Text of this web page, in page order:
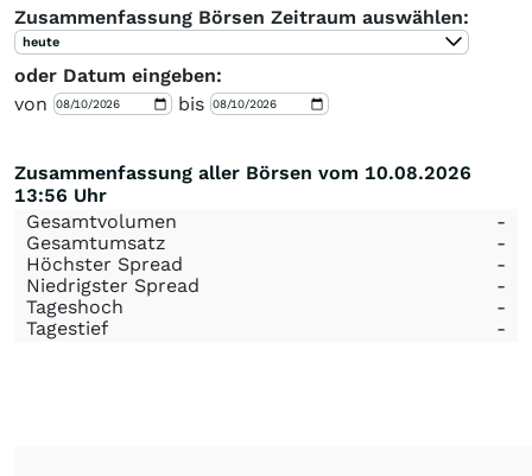
Zusammenfassung Börsen Zeitraum auswählen:
heute
oder Datum eingeben:
von
bis
Zusammenfassung aller Börsen vom 10.08.2026
13:56 Uhr
Gesamtvolumen
-
Gesamtumsatz
-
Höchster Spread
-
Niedrigster Spread
-
Tageshoch
-
Tagestief
-